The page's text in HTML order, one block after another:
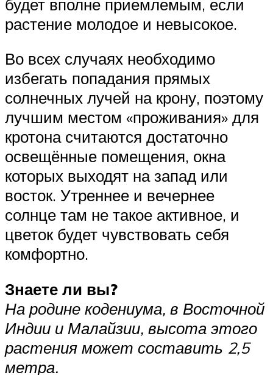
будет вполне приемлемым, если
растение молодое и невысокое.
Во всех случаях необходимо
избегать попадания прямых
солнечных лучей на крону, поэтому
лучшим местом «проживания» для
кротона считаются достаточно
освещённые помещения, окна
которых выходят на запад или
восток. Утреннее и вечернее
солнце там не такое активное, и
цветок будет чувствовать себя
комфортно.
Знаете ли вы?
На родине кодениума, в Восточной
Индии и Малайзии, высота этого
растения может составить 2,5
метра.